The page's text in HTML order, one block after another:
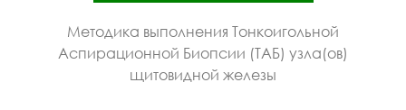
Методика выполнения Тонкоигольной
Аспирационной Биопсии (ТАБ) узла(ов)
щитовидной железы